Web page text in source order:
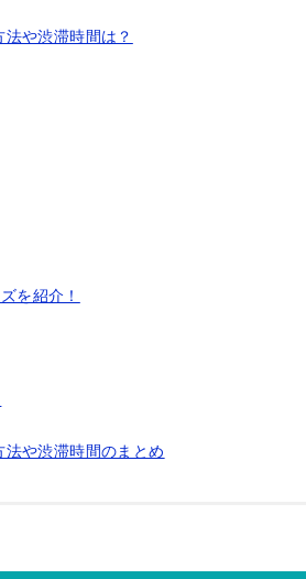
や渋滞時間は？
を紹介！
や渋滞時間のまとめ